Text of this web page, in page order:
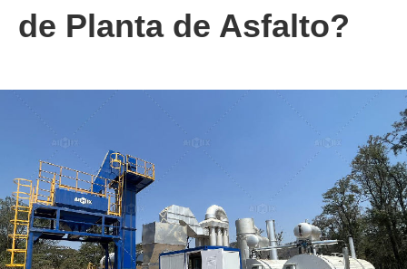
de Planta de Asfalto?